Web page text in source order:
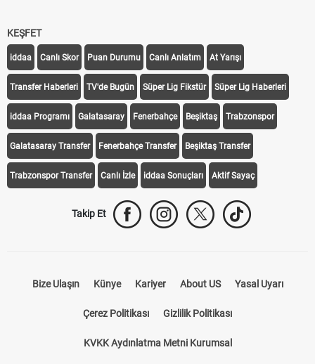
KEŞFET
iddaa Canlı Skor Puan Durumu Canlı Anlatım At Yarışı
Transfer Haberleri TV'de Bugün Süper Lig Fikstür Süper Lig Haberleri
iddaa Programı Galatasaray Fenerbahçe Beşiktaş Trabzonspor
Galatasaray Transfer Fenerbahçe Transfer Beşiktaş Transfer
Trabzonspor Transfer Canlı İzle iddaa Sonuçları Aktif Sayaç
Takip Et
Bize Ulaşın Künye Kariyer About US Yasal Uyarı
Çerez Politikası Gizlilik Politikası
KVKK Aydınlatma Metni Kurumsal